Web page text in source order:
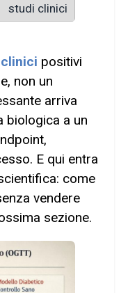
studi clinici
positivi
non un
arriva
biologica a un
E qui entra
come
vendere
sezione.